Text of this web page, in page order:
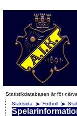
Statistikdatabasen är för
Startsida
Fotboll